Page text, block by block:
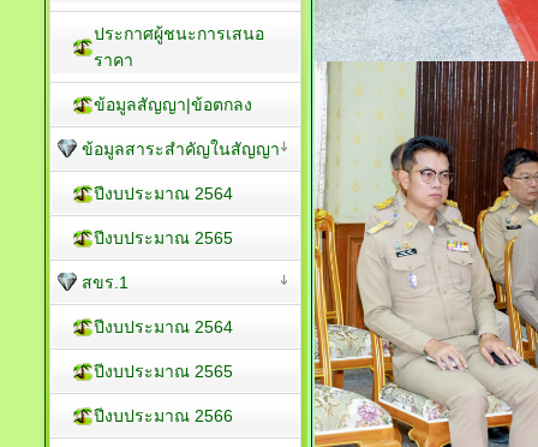
ประกาศผู้ชนะการเสนอ
ราคา
ข้อมูลสัญญา|ข้อตกลง
ข้อมูลสาระสำคัญในสัญญา
ปีงบประมาณ 2564
ปีงบประมาณ 2565
สขร.1
ปีงบประมาณ 2564
ปีงบประมาณ 2565
ปีงบประมาณ 2566